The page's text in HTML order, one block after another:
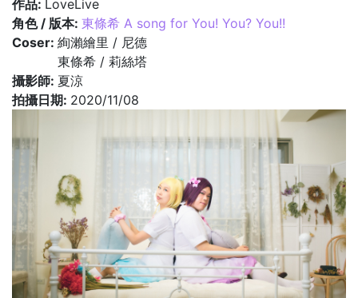
作品: LoveLive
角色 / 版本: 東條希 A song for You! You? You!!
Coser: 絢瀨繪里 / 尼德
東條希 / 莉絲塔
攝影師: 夏涼
拍攝日期: 2020/11/08